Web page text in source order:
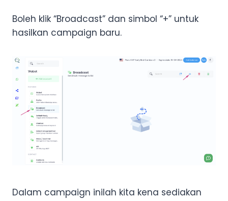
Boleh klik “Broadcast” dan simbol “+” untuk
hasilkan campaign baru.
Dalam campaign inilah kita kena sediakan